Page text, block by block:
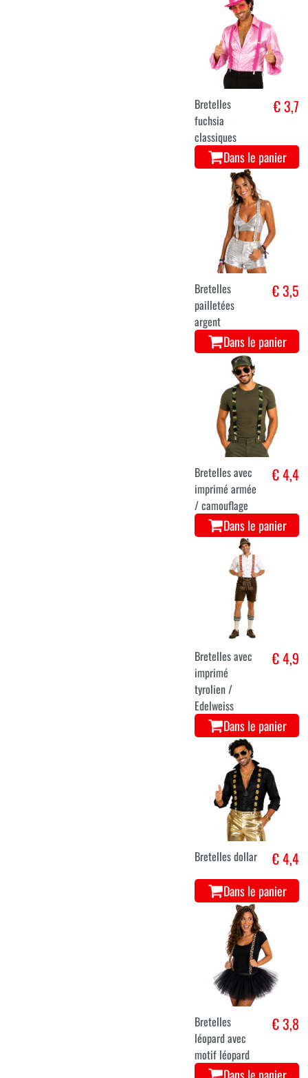
Bretelles
fuchsia
classiques
€ 3,7
Dans le panier
Bretelles
pailletées
argent
€ 3,5
Dans le panier
Bretelles avec
imprimé armée
/ camouflage
€ 4,4
Dans le panier
Bretelles avec
imprimé
tyrolien /
Edelweiss
€ 4,9
Dans le panier
Bretelles dollar € 4,4
Dans le panier
Bretelles
léopard avec
motif léopard
€ 3,8